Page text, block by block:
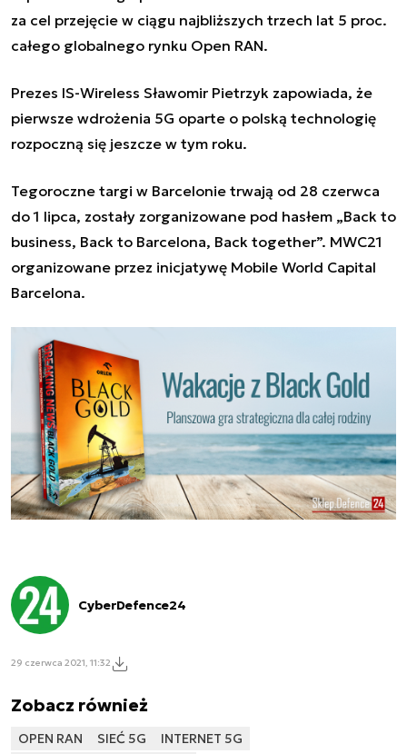
za cel przejęcie w ciągu najbliższych trzech lat 5 proc.
całego globalnego rynku Open RAN.
Prezes IS-Wireless Sławomir Pietrzyk zapowiada, że
pierwsze wdrożenia 5G oparte o polską technologię
rozpoczną się jeszcze w tym roku.
Tegoroczne targi w Barcelonie trwają od 28 czerwca
do 1 lipca, zostały zorganizowane pod hasłem „Back to
business, Back to Barcelona, Back together”. MWC21
organizowane przez inicjatywę Mobile World Capital
Barcelona.
CyberDefence24
29 czerwca 2021, 11:32
Zobacz również
OPEN RAN SIEĆ 5G
INTERNET 5G